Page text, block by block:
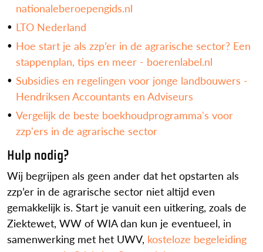
nationaleberoepengids.nl
LTO Nederland
Hoe start je als zzp’er in de agrarische sector? Een
stappenplan, tips en meer - boerenlabel.nl
Subsidies en regelingen voor jonge landbouwers -
Hendriksen Accountants en Adviseurs
Vergelijk de beste boekhoudprogramma's voor
zzp'ers in de agrarische sector
Hulp nodig?
Wij begrijpen als geen ander dat het opstarten als
zzp’er in de agrarische sector niet altijd even
gemakkelijk is. Start je vanuit een uitkering, zoals de
Ziektewet, WW of WIA dan kun je eventueel, in
samenwerking met het UWV, kosteloze begeleiding